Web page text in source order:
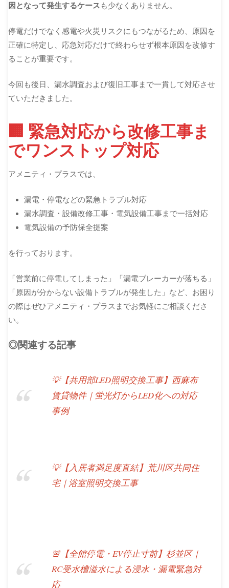
因となって発生するケース も少なくありません。
停電だけでなく感電や火災リスクにもつながるため、原因を
正確に特定し、応急対応だけで終わらせず根本原因を改修す
ることが重要です。
今回も後日、漏水調査および復旧工事まで一貫して対応させ
ていただきました。
🏢 緊急対応から改修工事ま
でワンストップ対応
アメニティ・プラスでは、
漏電・停電などの緊急トラブル対応
漏水調査・設備改修工事・電気設備工事まで一括対応
電気設備の予防保全提案
を行っております。
「営業前に停電してしまった」「漏電ブレーカーが落ちる」
「原因が分からない設備トラブルが発生した」など、お困り
の際はぜひアメニティ・プラスまでお気軽にご相談くださ
い。
◎関連する記事
💡【共用部LED照明交換工事】西麻布
賃貸物件｜蛍光灯からLED化への対応
事例
💡【入居者満足度直結】荒川区共同住
宅｜浴室照明交換工事
🚨【全館停電・EV停止寸前】杉並区｜
RC受水槽溢水による浸水・漏電緊急対
応